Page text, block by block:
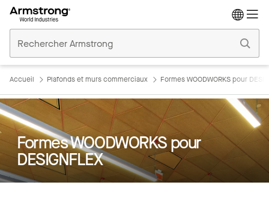
Plafonds
Commerciaux
Accueil Plafonds et murs commerciaux Formes WOODWORKS pour
Formes WOODWORKS pour
DESIGNFLEX